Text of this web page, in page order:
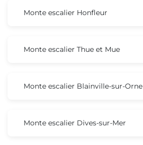
Monte escalier Honfleur
Monte escalier Thue et Mue
Monte escalier Blainville-sur-Orne
Monte escalier Dives-sur-Mer